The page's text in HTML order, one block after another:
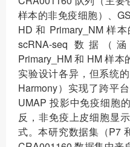
样本的非免疫细胞）、
HD 和 Primary_NM 样
scRNA-seq 数据（
Primary_HM 和 HM 样
实验设计各异，但系统
Harmony）实现了跨平
UMAP 投影中免疫细胞
反，非免疫上皮细胞显
式。本研究数据集（P7